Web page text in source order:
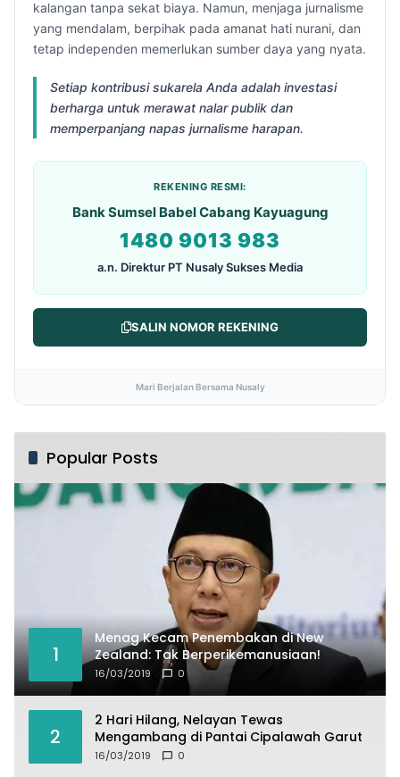
kalangan tanpa sekat biaya. Namun, menjaga jurnalisme
yang mendalam, berpihak pada amanat hati nurani, dan
tetap independen memerlukan sumber daya yang nyata.
Setiap kontribusi sukarela Anda adalah investasi
berharga untuk merawat nalar publik dan
memperpanjang napas jurnalisme harapan.
REKENING RESMI:
Bank Sumsel Babel Cabang Kayuagung
1480 9013 983
a.n. Direktur PT Nusaly Sukses Media
SALIN NOMOR REKENING
Mari Berjalan Bersama Nusaly
Popular Posts
1
Menag Kecam Penembakan di New
Zealand: Tak Berperikemanusiaan!
16/03/2019 0
2
2 Hari Hilang, Nelayan Tewas
Mengambang di Pantai Cipalawah Garut
16/03/2019 0